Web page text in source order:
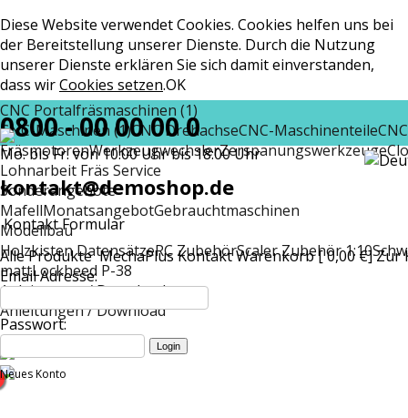
Diese Website verwendet Cookies. Cookies helfen uns bei
der Bereitstellung unserer Dienste. Durch die Nutzung
unserer Dienste erklären Sie sich damit einverstanden,
dass wirCookies setzen.OK
CNC Portalfräsmaschinen (1)
CNC-Maschinen (1)CNC DrehachseCNC-Maschinenteile
FräsmotorenWerkzeugwechslerZerspanungswerkzeuge
Lohnarbeit Fräs Service
Sonderangebote
MafellMonatsangebotGebrauchtmaschinen
Modellbau
Holzkisten DatensätzeRC ZubehörScaler Zubehör 1:10
mattLockheed P-38
Anleitungen / Download
Anleitungen / Download
0800 - 00 00 00 0
Mo. bis Fr. von 10:00 Uhr bis 18:00 Uhr
kontakt@demoshop.de
Kontakt Formular
Alle Produkte MechaPlus KontaktWarenkorb [ 0,00 €]Zur
Email Adresse:
Passwort:
Neues Konto